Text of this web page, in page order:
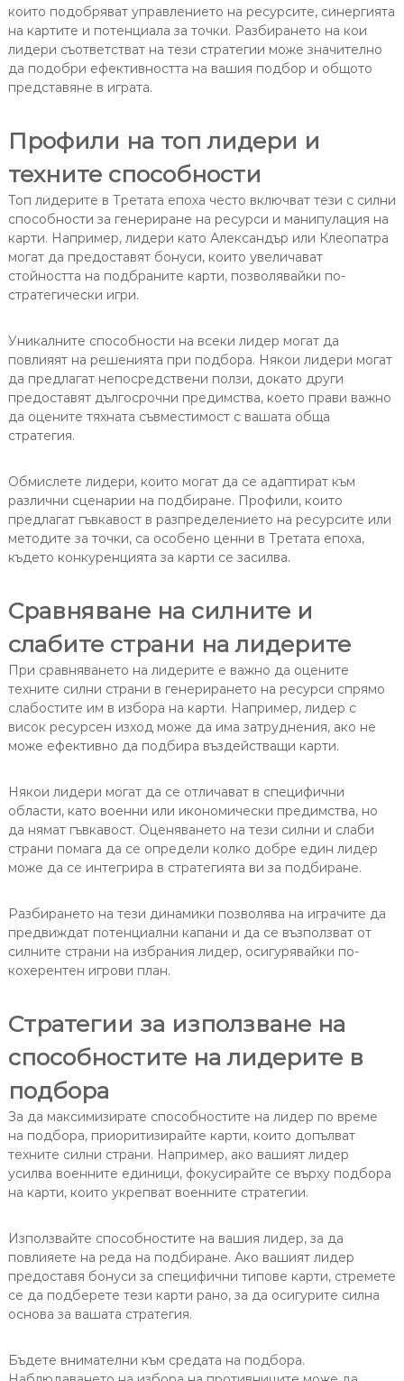
които подобряват управлението на ресурсите, синергията
на картите и потенциала за точки. Разбирането на кои
лидери съответстват на тези стратегии може значително
да подобри ефективността на вашия подбор и общото
представяне в играта.
Профили на топ лидери и
техните способности
Топ лидерите в Третата епоха често включват тези с силни
способности за генериране на ресурси и манипулация на
карти. Например, лидери като Александър или Клеопатра
могат да предоставят бонуси, които увеличават
стойността на подбраните карти, позволявайки по-
стратегически игри.
Уникалните способности на всеки лидер могат да
повлияят на решенията при подбора. Някои лидери могат
да предлагат непосредствени ползи, докато други
предоставят дългосрочни предимства, което прави важно
да оцените тяхната съвместимост с вашата обща
стратегия.
Обмислете лидери, които могат да се адаптират към
различни сценарии на подбиране. Профили, които
предлагат гъвкавост в разпределението на ресурсите или
методите за точки, са особено ценни в Третата епоха,
където конкуренцията за карти се засилва.
Сравняване на силните и
слабите страни на лидерите
При сравняването на лидерите е важно да оцените
техните силни страни в генерирането на ресурси спрямо
слабостите им в избора на карти. Например, лидер с
висок ресурсен изход може да има затруднения, ако не
може ефективно да подбира въздействащи карти.
Някои лидери могат да се отличават в специфични
области, като военни или икономически предимства, но
да нямат гъвкавост. Оценяването на тези силни и слаби
страни помага да се определи колко добре един лидер
може да се интегрира в стратегията ви за подбиране.
Разбирането на тези динамики позволява на играчите да
предвиждат потенциални капани и да се възползват от
силните страни на избрания лидер, осигурявайки по-
кохерентен игрови план.
Стратегии за използване на
способностите на лидерите в
подбора
За да максимизирате способностите на лидер по време
на подбора, приоритизирайте карти, които допълват
техните силни страни. Например, ако вашият лидер
усилва военните единици, фокусирайте се върху подбора
на карти, които укрепват военните стратегии.
Използвайте способностите на вашия лидер, за да
повлияете на реда на подбиране. Ако вашият лидер
предоставя бонуси за специфични типове карти, стремете
се да подберете тези карти рано, за да осигурите силна
основа за вашата стратегия.
Бъдете внимателни към средата на подбора.